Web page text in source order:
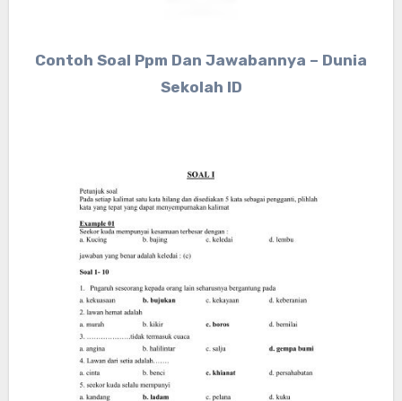
Contoh Soal Ppm Dan Jawabannya – Dunia
Sekolah ID